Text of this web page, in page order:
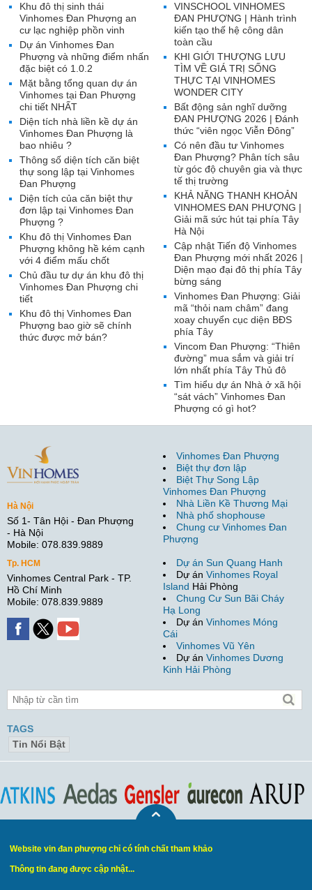
VINSCHOOL VINHOMES
ĐAN PHƯỢNG | Hành trình
kiến tạo thế hệ công dân
toàn cầu
KHI GIỚI THƯỢNG LƯU
TÌM VỀ GIÁ TRỊ SỐNG
THỰC TẠI VINHOMES
WONDER CITY
Bất động sản nghĩ dưỡng
ĐAN PHƯỢNG 2026 | Đánh
thức “viên ngọc Viễn Đông”
Có nên đầu tư Vinhomes
Đan Phượng? Phân tích sâu
từ góc độ chuyên gia và thực
tế thị trường
KHẢ NĂNG THANH KHOẢN
VINHOMES ĐAN PHƯỢNG |
Giải mã sức hút tại phía Tây
Hà Nội
Cập nhật Tiến độ Vinhomes
Đan Phượng mới nhất 2026 |
Diện mạo đại đô thị phía Tây
bừng sáng
Vinhomes Đan Phượng: Giải
mã “thỏi nam châm” đang
xoay chuyển cục diện BĐS
phía Tây
Vincom Đan Phượng: “Thiên
đường” mua sắm và giải trí
lớn nhất phía Tây Thủ đô
Tìm hiểu dự án Nhà ở xã hội
“sát vách” Vinhomes Đan
Phượng có gì hot?
Khu đô thị sinh thái
Vinhomes Đan Phượng an
cư lạc nghiệp phồn vinh
Dự án Vinhomes Đan
Phượng và những điểm nhấn
đặc biệt có 1.0.2
Mặt bằng tổng quan dự án
Vinhomes tại Đan Phượng
chi tiết NHẤT
Diện tích nhà liền kề dự án
Vinhomes Đan Phượng là
bao nhiêu ?
Thông số diện tích căn biệt
thự song lập tại Vinhomes
Đan Phượng
Diện tích của căn biệt thự
đơn lập tại Vinhomes Đan
Phượng ?
Khu đô thị Vinhomes Đan
Phượng không hề kém cạnh
với 4 điểm mấu chốt
Chủ đầu tư dự án khu đô thị
Vinhomes Đan Phượng chi
tiết
Khu đô thị Vinhomes Đan
Phượng bao giờ sẽ chính
thức được mở bán?
Hà Nội
Số 1- Tân Hội - Đan Phượng
- Hà Nội
Mobile: 078.839.9889
Tp. HCM
Vinhomes Central Park - TP.
Hồ Chí Minh
Mobile: 078.839.9889
Vinhomes Đan Phượng
Biệt thự đơn lập
Biệt Thự Song Lập
Vinhomes Đan Phượng
Nhà Liền Kề Thương Mại
Nhà phố shophouse
Chung cư Vinhomes Đan
Phượng
Dự án Sun Quang Hanh
Dự án Vinhomes Royal
Island Hải Phòng
Chung Cư Sun Bãi Cháy
Hạ Long
Dự án Vinhomes Móng
Cái
Vinhomes Vũ Yên
Dự án Vinhomes Dương
Kinh Hải Phòng
TAGS
Tin Nổi Bật
Website vin đan phượng chỉ có tính chất tham khảo
Thông tin đang được cập nhật...